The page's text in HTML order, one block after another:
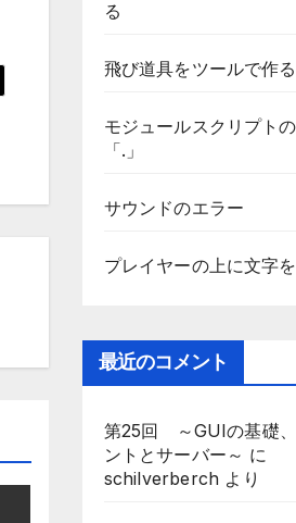
る
飛び道具をツールで作る
モジュールスクリプト
「.」
サウンドのエラー
プレイヤーの上に文字
最近のコメント
第25回 ～GUIの基礎
ントとサーバー～ に
schilverberch より